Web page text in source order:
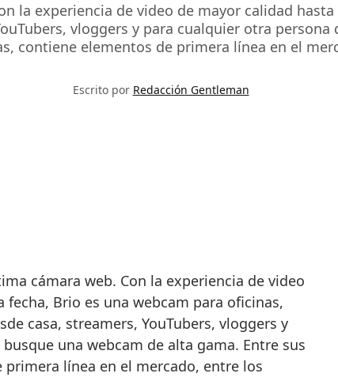
la experiencia de video de mayor calidad
vloggers y para cualquier otra
contiene elementos de primera línea en el
Escrito por Redacción Gentleman
fecha, Brio es una webcam para oficinas,
casa, streamers, YouTubers, vloggers y
una webcam de alta gama. Entre sus
línea en el mercado, entre los